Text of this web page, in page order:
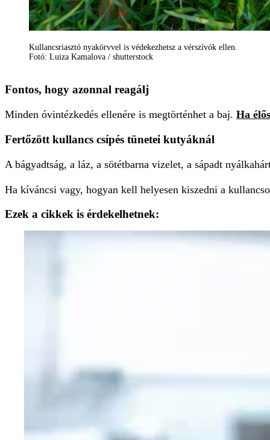
Kullancsriasztó nyakörvvel is védekezhetsz a vérszívók ellen.
Fotó: Luiza Kamalova / shutterstock
Fontos, hogy azonnal reagálj
Minden óvintézkedés ellenére is megtörténhet a baj. Ha
Fertőzött kullancs csípés tünetei kutyáknál
A bágyadtság, a láz, a sötétbarna vizelet, a sápadt
Ha kíváncsi vagy, hogyan kell helyesen kiszedni a
Ezek a cikkek is érdekelhetnek: